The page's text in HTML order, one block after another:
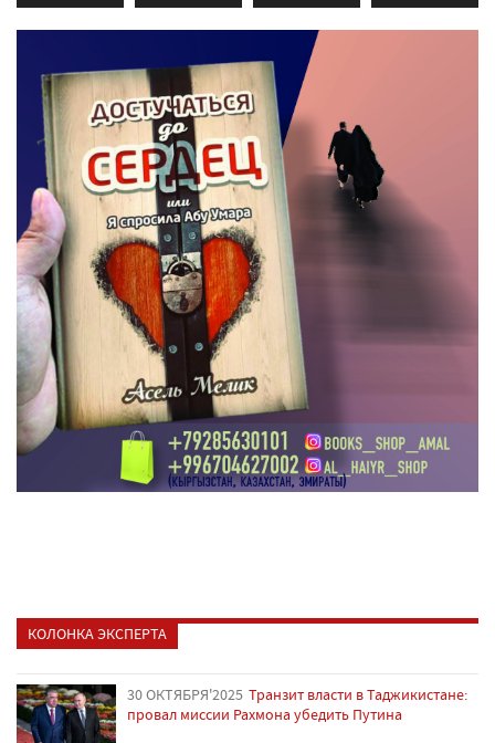
КОЛОНКА ЭКСПЕРТА
30 ОКТЯБРЯ'2025 Транзит власти в Таджикистане:
провал миссии Рахмона убедить Путина